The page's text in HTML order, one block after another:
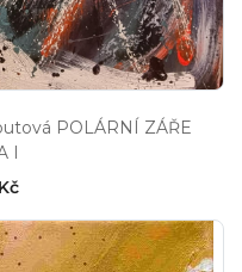
POLÁRNÍ ZÁŘE
I